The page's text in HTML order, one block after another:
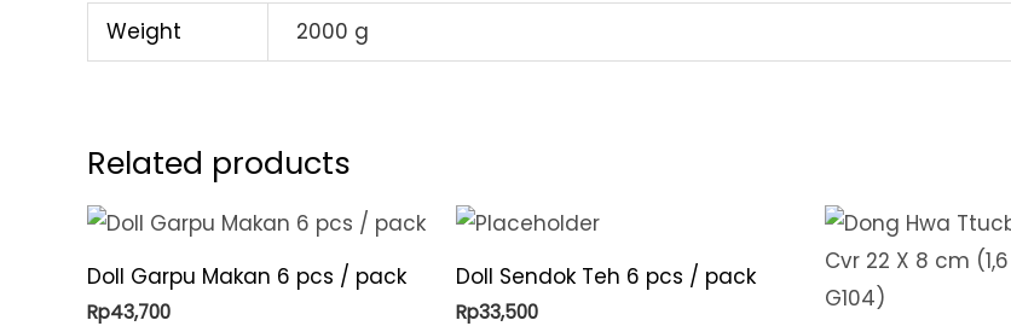
Weight 2000 g
Related products
Doll Garpu Makan 6 pcs / pack
Rp43,700
Doll Sendok Teh 6 pcs / pack
Rp33,500